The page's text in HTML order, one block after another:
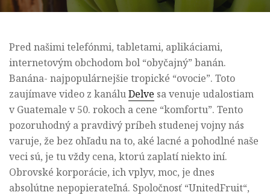
Pred našimi telefónmi, tabletami, aplikáciami,
internetovým obchodom bol “obyčajný” banán.
Banána- najpopulárnejšie tropické “ovocie”. Toto
zaujímave video z kanáluDelve sa venuje udalostiam
v Guatemale v 50. rokoch a cene “komfortu”. Tento
pozoruhodný a pravdivý príbeh studenej vojny nás
varuje, že bez ohľadu na to, aké lacné a pohodlné naše
veci sú, je tu vždy cena, ktorú zaplatí niekto iní.
Obrovské korporácie, ich vplyv, moc, je dnes
absolútne nepopierateľná. Spoločnosť “UnitedFruit“,